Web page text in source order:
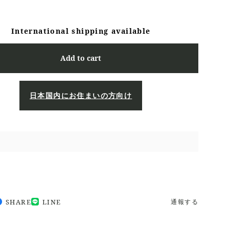
International shipping available
Add to cart
日本国内にお住まいの方向け
SHARE LINE 通報する